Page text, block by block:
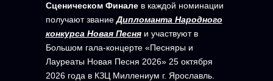
Сценическом Финалев каждой номинации
получают званиеДипломанта Народного
конкурса Новая Песняи участвуют в
Большом гала-концерте «Песняры и
Лауреаты Новая Песня 2026» 25 октября
2026 года в КЗЦ Миллениум г. Ярославль.